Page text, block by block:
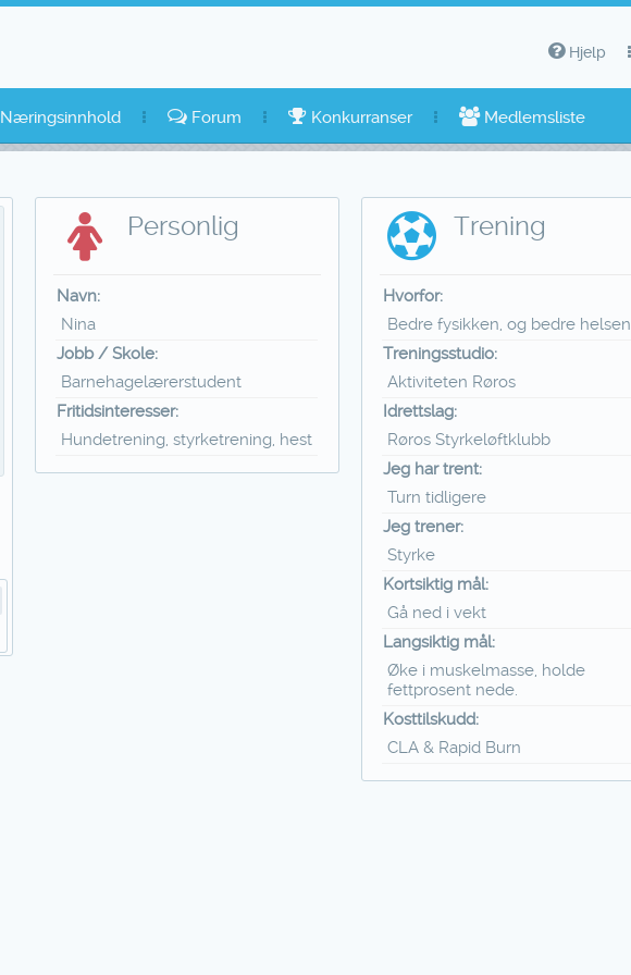
Hjelp
Næringsinnhold Forum Konkurranser Medlemsliste
Personlig
Navn:
Nina
Jobb / Skole:
Barnehagelærerstudent
Fritidsinteresser:
Hundetrening, styrketrening, hest
Trening
Hvorfor:
Bedre fysikken, og bedre helsen
Treningsstudio:
Aktiviteten Røros
Idrettslag:
Røros Styrkeløftklubb
Jeg har trent:
Turn tidligere
Jeg trener:
Styrke
Kortsiktig mål:
Gå ned i vekt
Langsiktig mål:
Øke i muskelmasse, holde
fettprosent nede.
Kosttilskudd:
CLA & Rapid Burn